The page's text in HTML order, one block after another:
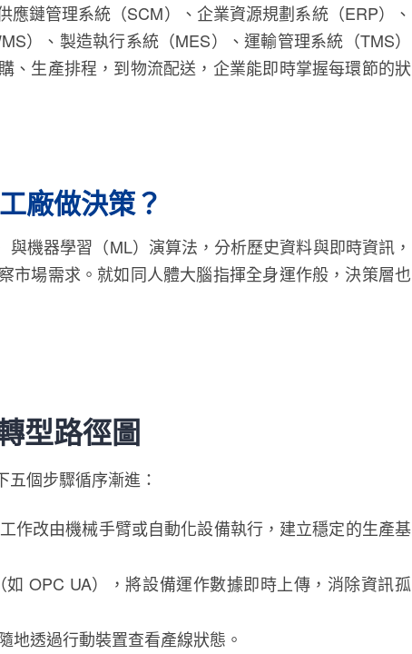
鏈管理系統（SCM）、企業資源規劃系統（ERP）、
）、製造執行系統（MES）、運輸管理系統（TMS）
、生產排程，到物流配送，企業能即時掌握每環節的狀
廠做決策？
機器學習（ML）演算法，分析歷史資料與即時資訊，
市場需求。就如同人體大腦指揮全身運作般，決策層也
型路徑圖
個步驟循序漸進：
作改由機械手臂或自動化設備執行，建立穩定的生產基
如 OPC UA），將設備運作數據即時上傳，消除資訊孤
地透過行動裝置查看產線狀態。